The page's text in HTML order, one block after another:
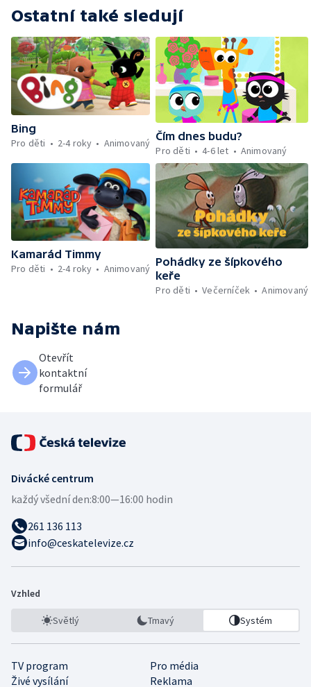
Ostatní také sledují
Bing
Pro děti
2-4 roky Animovaný
Čím dnes budu?
Pro děti
4-6 let Animovaný
Kamarád Timmy
Pro děti
2-4 roky Animovaný
Pohádky ze šípkového
keře
Pro děti
Večerníček Animovaný
Napište nám
Otevřít
kontaktní
formulář
Divácké centrum
každý všední den:8:00—16:00 hodin
261 136 113
info@ceskatelevize.cz
Vzhled
Světlý Tmavý Systém
TV program
Pro média
Živé vysílání
Reklama